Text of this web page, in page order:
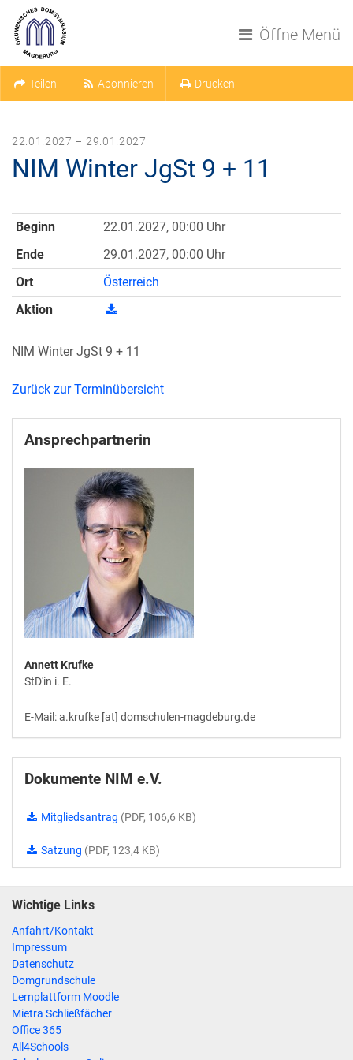
Öffne Menü
Teilen Abonnieren Drucken
22.01.2027 – 29.01.2027
NIM Winter JgSt 9 + 11
Beginn
22.01.2027, 00:00 Uhr
Ende
29.01.2027, 00:00 Uhr
Ort
Österreich
Aktion
NIM Winter JgSt 9 + 11
Zurück zur Terminübersicht
Ansprechpartnerin
Annett Krufke
StD'in i. E.
E-Mail: a.krufke [at] domschulen-magdeburg.de
Dokumente NIM e.V.
Mitgliedsantrag (PDF, 106,6 KB)
Satzung (PDF, 123,4 KB)
Wichtige Links
Anfahrt/Kontakt
Impressum
Datenschutz
Domgrundschule
Lernplattform Moodle
Mietra Schließfächer
Office 365
All4Schools